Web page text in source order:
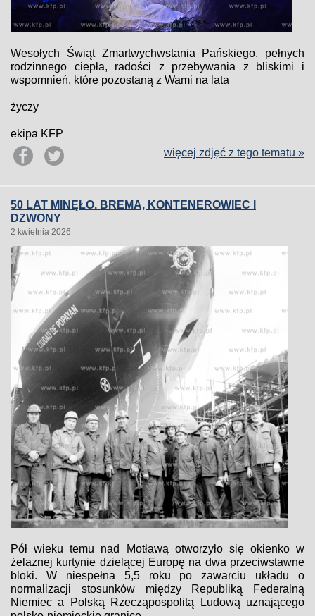
Wesołych Świąt Zmartwychwstania Pańskiego, pełnych
rodzinnego ciepła, radości z przebywania z bliskimi i
wspomnień, które pozostaną z Wami na lata
życzy
ekipa KFP
więcej zdjęć z tego tematu »
50 LAT MINĘŁO. BREMA, KONTENEROWIEC I
DZWONY
2 kwietnia 2026
Pół wieku temu nad Motławą otworzyło się okienko w
żelaznej kurtynie dzielącej Europę na dwa przeciwstawne
bloki. W niespełna 5,5 roku po zawarciu układu o
normalizacji stosunków między Republiką Federalną
Niemiec a Polską Rzecząpospolitą Ludową uznającego